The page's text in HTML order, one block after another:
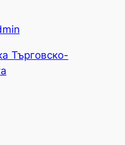
Търговско-